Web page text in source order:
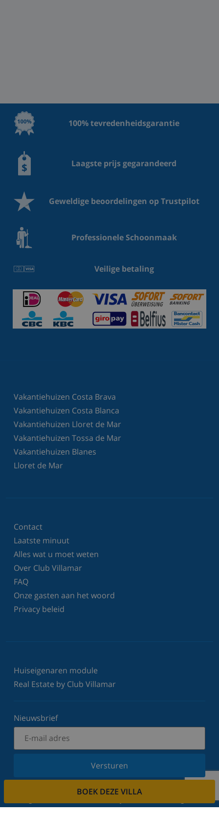
BOEK DEZE VILLA
100% tevredenheidsgarantie
Laagste prijs gegarandeerd
Geweldige beoordelingen op Trustpilot
Professionele Schoonmaak
Veilige betaling
Vakantiehuizen Costa Brava
Vakantiehuizen Costa Blanca
Vakantiehuizen Lloret de Mar
Vakantiehuizen Tossa de Mar
Vakantiehuizen Blanes
Lloret de Mar
Contact
Laatste minuut
Alles wat u moet weten
Over Club Villamar
FAQ
Onze gasten aan het woord
Privacy beleid
Huiseigenaren module
Real Estate by Club Villamar
Nieuwsbrief
Versturen
Schrijf u in voor onze nieuwsbrief en blijf op de
Wij respecteren uw privacy.